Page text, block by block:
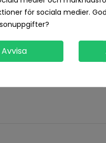
Recensioner
för sociala medier.
Avvisa